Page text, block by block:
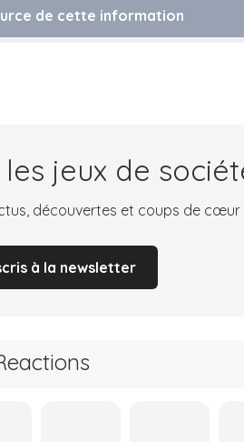
de cette information
jeux de
découvertes et coups de
à la newsletter